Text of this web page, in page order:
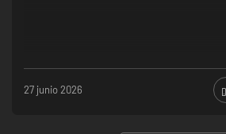
27 junio 2026